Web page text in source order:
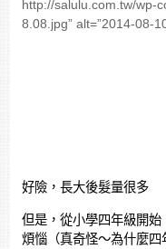
http://salulu.com.tw/wp-
8.08.jpg” alt=”2014-08-
好險，長大後髮量很多
但是，從小學四年級開
煩惱（真奇怪～為什麼